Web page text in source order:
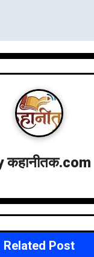
कहानीतक.com
Related Post